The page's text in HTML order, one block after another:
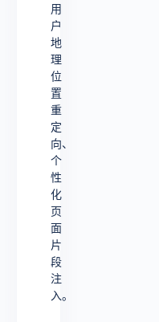
用
户
地
理
位
置
重
定
向、
个
性
化
页
面
片
段
注
入。